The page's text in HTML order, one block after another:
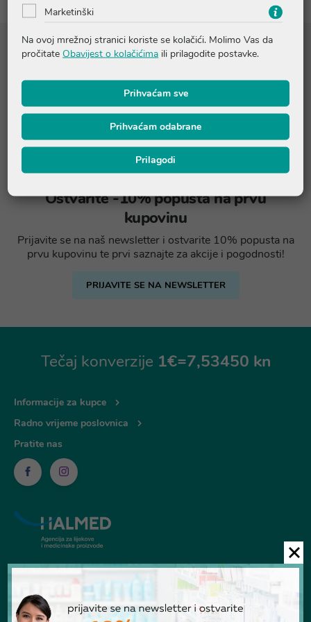
Ostvarite -10% popusta na prvu
kupovinu
Prijavite se na naš newsletter i ostvarite 10% popusta na
prvu kupovinu te prvi saznajte za akcije i pogodnosti!
PRIJAVITE SE NA NEWSLETTER
Tečaj konverzije 1€=7,53450 kn
Informacije za kupce
Radno vrijeme poslovnica
Pratite nas
© Ljekarna Talan 2026
Marketinški
Na ovoj mrežnoj stranici koriste se kolačići. Molimo Vas da
pročitate Obavijest o kolačićima ili prilagodite postavke.
Prihvaćam sve
Prihvaćam odabrane
Prilagodi